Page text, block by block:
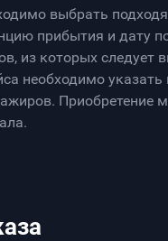
выбрать
прибытия и дату
из которых следует
необходимо
Приобретение